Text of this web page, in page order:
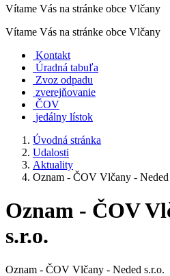
Vítame Vás na stránke obce Vlčany
Vítame Vás na stránke obce Vlčany
Kontakt
Úradná tabuľa
Zvoz odpadu
zverejňovanie
ČOV
jedálny lístok
Úvodná stránka
Udalosti
Aktuality
Oznam - ČOV Vlčany - Neded
Oznam - ČOV
s.r.o.
Oznam - ČOV Vlčany - Neded s.r.o.